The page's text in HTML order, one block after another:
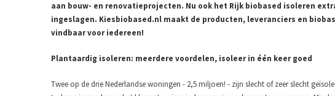
aan bouw- en renovatieprojecten. Nu ook het Rijk biobased isoleren
ingeslagen. Kiesbiobased.nl maakt de producten, leveranciers en
vindbaar voor iedereen!
Plantaardig isoleren: meerdere voordelen, isoleer in één keer goed
Twee op de drie Nederlandse woningen - 2,5 miljoen! - zijn slecht of zeer slecht